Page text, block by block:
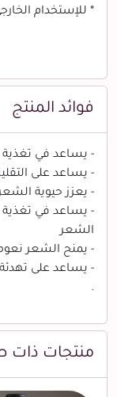
* للإستخدام
فوائد المنتج
- يساعد في
- يساعد على
- يعزز حيوية
- يساعد في
الشعر
- يمنح الشعر
- يساعد على
.
منتجات ذات